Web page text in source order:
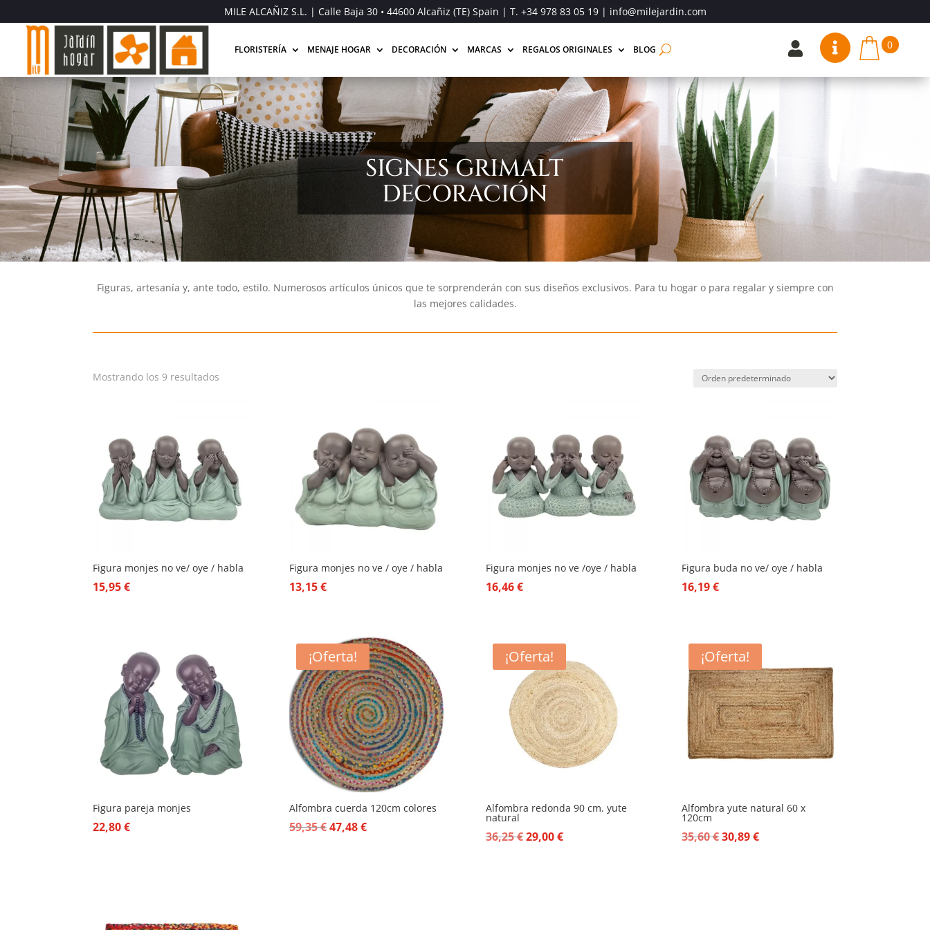
MILE ALCAÑIZ S.L. | Calle Baja 30 • 44600 Alcañiz (TE) Spain | T. +34 978 83 05 19| info@milejardin.com
FLORISTERÍA MENAJE HOGAR DECORACIÓN MARCAS REGALOS ORIGINALES BLOG   0
SIGNES GRIMALT
DECORACIÓN
Figuras, artesanía y, ante todo, estilo. Numerosos artículos únicos que te sorprenderán con sus diseños exclusivos. Para tu hogar o para regalar y siempre con
las mejores calidades.
Mostrando los 9 resultados
Figura monjes no ve/ oye / habla
15,95€
Figura monjes no ve / oye / habla
13,15€
Figura monjes no ve /oye / habla
16,46€
Figura buda no ve/ oye / habla
16,19€
Figura pareja monjes
22,80€
¡Oferta!
Alfombra cuerda 120cm colores
59,35€El
47,48€El
¡Oferta!
Alfombra redonda 90 cm. yute
natural
36,25€ El
29,00€El
¡Oferta!
Alfombra yute natural 60 x
120cm
35,60€El
30,89€El